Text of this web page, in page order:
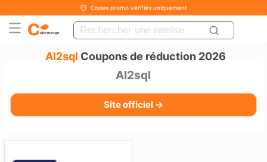
Codes promo vérifiés uniquement
AI2sql Coupons de réduction 2026
AI2sql
Site officiel →